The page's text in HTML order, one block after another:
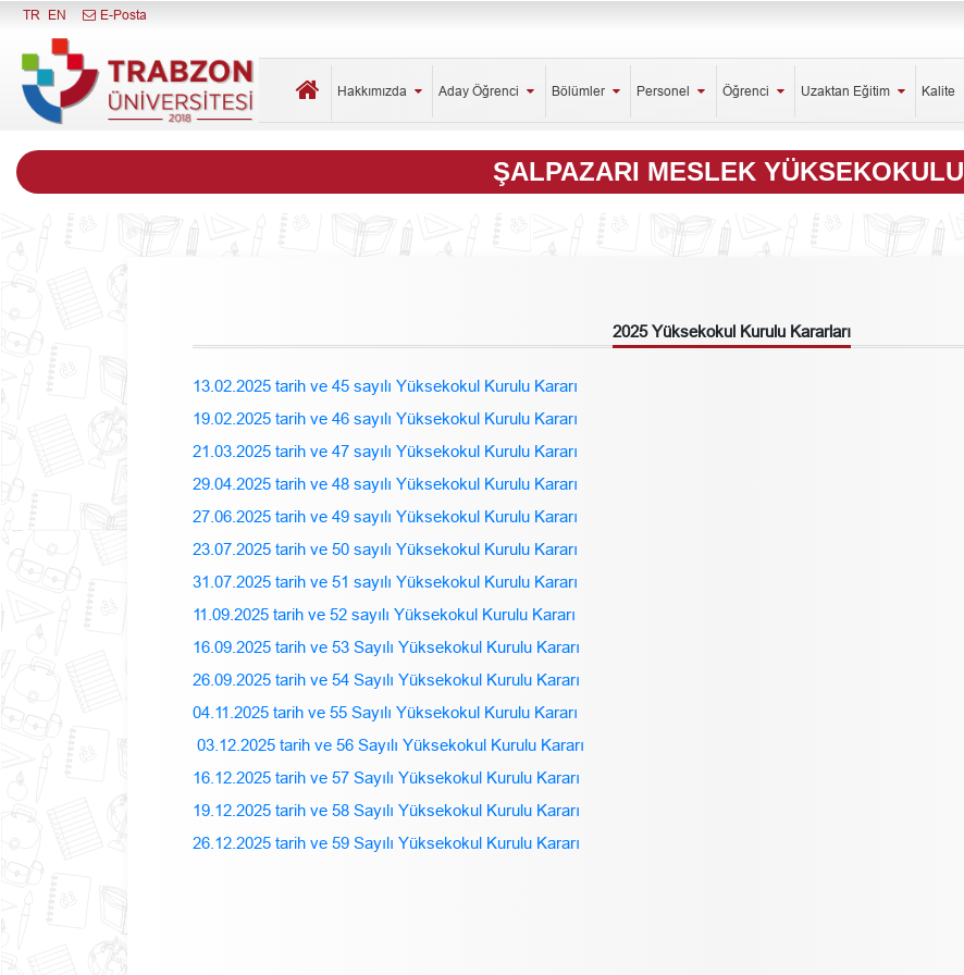
Menüyü Kapat
TR EN E-Posta
Hakkımızda Aday Öğrenci Bölümler Personel Öğrenci Uzaktan Eğitim Kalite
ŞALPAZARI MESLEK YÜKSEKOKULU
2025 Yüksekokul Kurulu Kararları
13.02.2025 tarih ve 45 sayılı Yüksekokul Kurulu Kararı
19.02.2025 tarih ve 46 sayılı Yüksekokul Kurulu Kararı
21.03.2025 tarih ve 47 sayılı Yüksekokul Kurulu Kararı
29.04.2025 tarih ve 48 sayılı Yüksekokul Kurulu Kararı
27.06.2025 tarih ve 49 sayılı Yüksekokul Kurulu Kararı
23.07.2025 tarih ve 50 sayılı Yüksekokul Kurulu Kararı
31.07.2025 tarih ve 51 sayılı Yüksekokul Kurulu Kararı
11.09.2025 tarih ve 52 sayılı Yüksekokul Kurulu Kararı
16.09.2025 tarih ve 53 Sayılı Yüksekokul Kurulu Kararı
26.09.2025 tarih ve 54 Sayılı Yüksekokul Kurulu Kararı
04.11.2025 tarih ve 55 Sayılı Yüksekokul Kurulu Kararı
03.12.2025 tarih ve 56 Sayılı Yüksekokul Kurulu Kararı
16.12.2025 tarih ve 57 Sayılı Yüksekokul Kurulu Kararı
19.12.2025 tarih ve 58 Sayılı Yüksekokul Kurulu Kararı
26.12.2025 tarih ve 59 Sayılı Yüksekokul Kurulu Kararı